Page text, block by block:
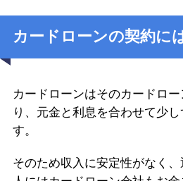
カードローンの契約に
カードローンはそのカードロ
り、元金と利息を合わせて少
す。
そのため収入に安定性がなく